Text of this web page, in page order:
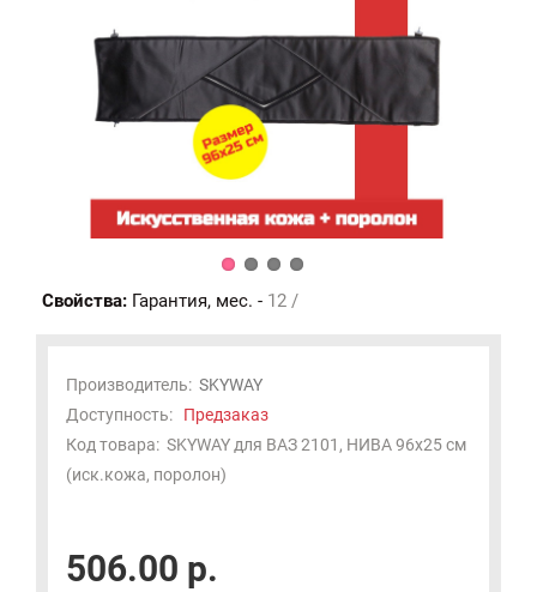
Свойства: Гарантия, мес. - 12 /
Производитель: SKYWAY
Доступность: Предзаказ
Код товара: SKYWAY для ВАЗ 2101, НИВА 96х25 см
(иск.кожа, поролон)
506.00 р.